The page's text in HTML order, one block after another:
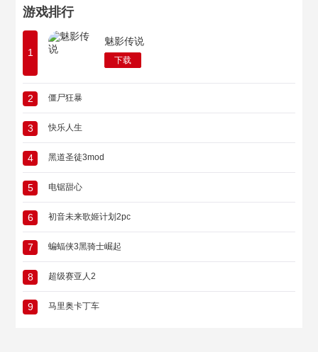
游戏排行
1
魅影传说
下载
2 僵尸狂暴
3 快乐人生
4 黑道圣徒3mod
5 电锯甜心
6 初音未来歌姬计划2pc
7 蝙蝠侠3黑骑士崛起
8 超级赛亚人2
9 马里奥卡丁车